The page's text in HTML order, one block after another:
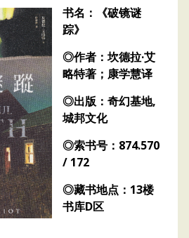
书名：《破镜谜
踪》
◎作者：坎德拉·艾
略特著；康学慧译
◎出版：奇幻基地,
城邦文化
◎索书号：874.570
/ 172
◎藏书地点：13楼
书库D区